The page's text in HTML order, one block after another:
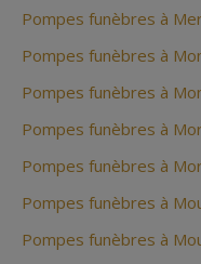
Pompes funèbres à
Pompes funèbres à
Pompes funèbres à
Pompes funèbres à
Pompes funèbres à
Pompes funèbres à
Pompes funèbres à